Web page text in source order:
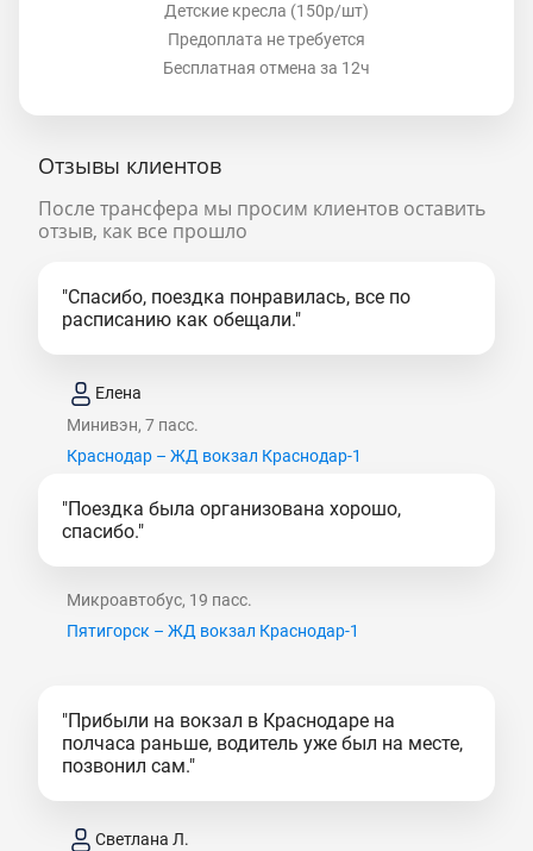
Детские кресла (150р/шт)
Предоплата не требуется
Бесплатная отмена за 12ч
Отзывы клиентов
После трансфера мы просим клиентов оставить
отзыв, как все прошло
"Спасибо, поездка понравилась, все по
расписанию как обещали."
Елена
Минивэн, 7 пасс.
Краснодар – ЖД вокзал Краснодар-1
"Поездка была организована хорошо,
спасибо."
Микроавтобус, 19 пасс.
Пятигорск – ЖД вокзал Краснодар-1
"Прибыли на вокзал в Краснодаре на
полчаса раньше, водитель уже был на месте,
позвонил сам."
Светлана Л.